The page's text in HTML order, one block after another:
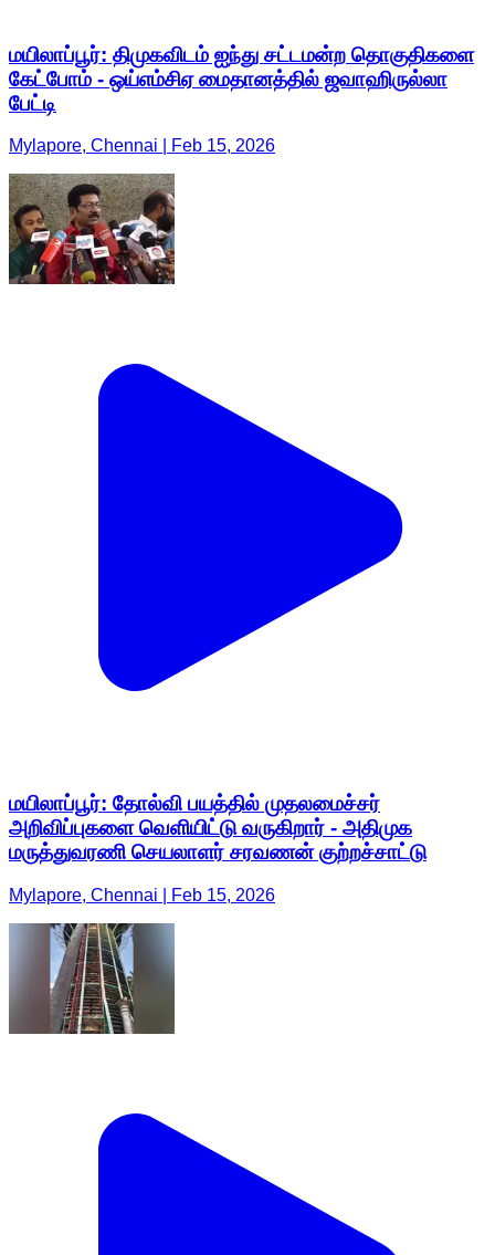
மயிலாப்பூர்: திமுகவிடம் ஐந்து சட்டமன்ற தொகுதிகளை
கேட்போம் - ஒய்எம்சிஏ மைதானத்தில் ஜவாஹிருல்லா
பேட்டி
Mylapore, Chennai | Feb 15, 2026
மயிலாப்பூர்: தோல்வி பயத்தில் முதலமைச்சர்
அறிவிப்புகளை வெளியிட்டு வருகிறார் - அதிமுக
மருத்துவரணி செயலாளர் சரவணன் குற்றச்சாட்டு
Mylapore, Chennai | Feb 15, 2026